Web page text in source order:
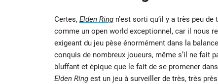
Certes, Elden Ringn’est sorti qu’il y a très peu
comme un open world exceptionnel, car il nous
exigeant du jeu pèse énormément dans la
conquis de nombreux joueurs, même s’il ne fait
bluffant et épique que le fait de se promener
Elden Ring est un jeu à surveiller de très, très